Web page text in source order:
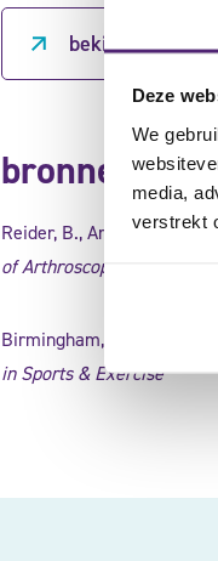
Deze
We
media,
verstrekt
bekijk alle
bronnen:
Reider, B., Arcand M.A.,
of Arthroscopic and
Birmingham, T.B.,
in Sports & Exercise